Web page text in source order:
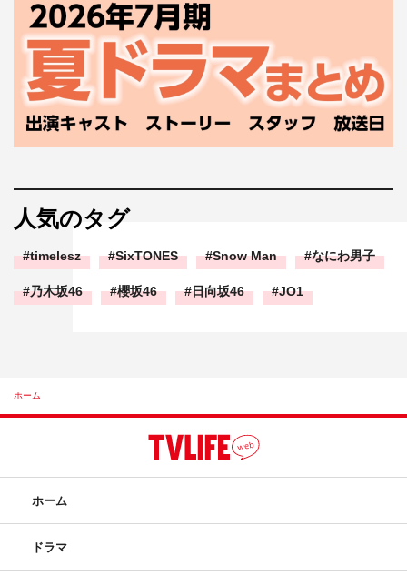
人気のタグ
timelesz SixTONES Snow Man なにわ男子
乃木坂46 櫻坂46 日向坂46 JO1
ホーム
ホーム
ドラマ